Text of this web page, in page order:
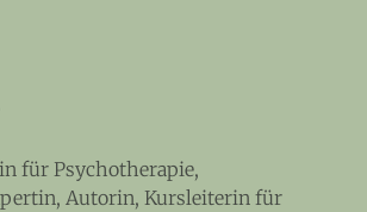
für Psychotherapie,
Autorin, Kursleiterin für